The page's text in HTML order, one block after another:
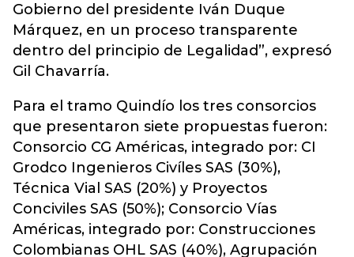
Gobierno del presidente Iván Duque
Márquez, en un proceso transparente
dentro del principio de Legalidad”, expresó
Gil Chavarría.
Para el tramo Quindío los tres consorcios
que presentaron siete propuestas fueron:
Consorcio CG Américas, integrado por: CI
Grodco Ingenieros Civíles SAS (30%),
Técnica Vial SAS (20%) y Proyectos
Conciviles SAS (50%); Consorcio Vías
Américas, integrado por: Construcciones
Colombianas OHL SAS (40%), Agrupación